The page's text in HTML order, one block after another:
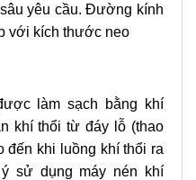
yêu cầu. Đường kính
với kích thước neo
làm sạch bằng khí
khí thổi từ đáy lỗ (thao
đến khi luồng khí thổi ra
sử dụng máy nén khí